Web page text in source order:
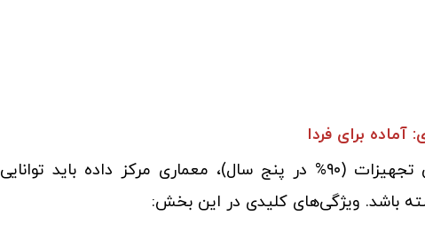
با توجه به نرخ سریع جایگزینی تجهیزات (۹۰% در پنج سال)، معماری مرکز داده باید توانایی
باشد. ویژگی‌های کلیدی در این بخش: